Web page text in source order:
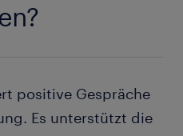
positive Gespräche
Es unterstützt die